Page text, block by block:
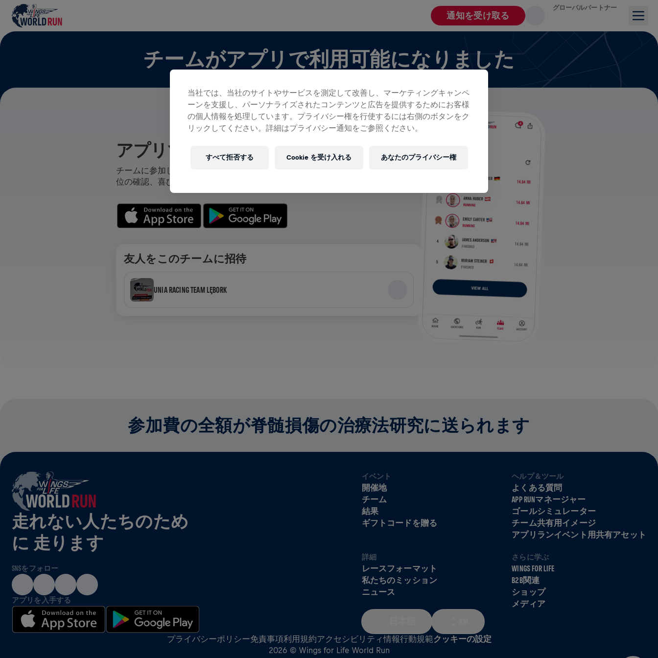
通知を受け取る
グローバルパートナー
チームがアプリで利用可能になりました
アプリでチームが表示できます！
チームに参加している、自分のチームを作成しているを問わず、チャットから順
位の確認、喜びの共有までを含むチームのすべてをアプリで楽しみましょう。
友人をこのチームに招待
UNIA RACING TEAM LĘBORK
参加費の全額が脊髄損傷の治療法研究に送られます
走れない人たちのため
に 走ります
SNSをフォロー
アプリを入手する
イベント
開催地
チーム
結果
ギフトコードを贈る
ヘルプ＆ツール
よくある質問
APP RUNマネージャー
ゴールシミュレーター
チーム共有用イメージ
アプリランイベント用共有アセット
詳細
レースフォーマット
私たちのミッション
ニュース
さらに学ぶ
WINGS FOR LIFE
B2B関連
ショップ
メディア
プライバシーポリシー免責事項利用規約アクセシビリティ情報行動規範クッキーの設定
2026 © Wings for Life World Run
当社では、当社のサイトやサービスを測定して改善し、マーケティングキャンペ
ーンを支援し、パーソナライズされたコンテンツと広告を提供するためにお客様
の個人情報を処理しています。プライバシー権を行使するには右側のボタンをク
リックしてください。詳細はプライバシー通知をご参照ください。
あなたのプライバシー権
すべて拒否する Cookie を受け入れる